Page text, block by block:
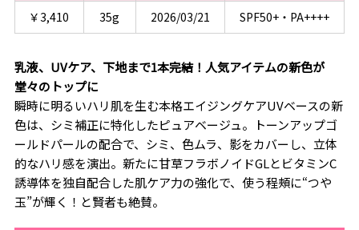
￥3,410
35g 2026/03/21 SPF50+・PA++++
乳液、UVケア、下地まで1本完結！人気アイテムの新色が
堂々のトップに
瞬時に明るいハリ肌を生む本格エイジングケアUVベースの新
色は、シミ補正に特化したピュアベージュ。トーンアップゴ
ールドパールの配合で、シミ、色ムラ、影をカバーし、立体
的なハリ感を演出。新たに甘草フラボノイドGLとビタミンC
誘導体を独自配合した肌ケア力の強化で、使う程頰に“つや
玉”が輝く！と賢者も絶賛。